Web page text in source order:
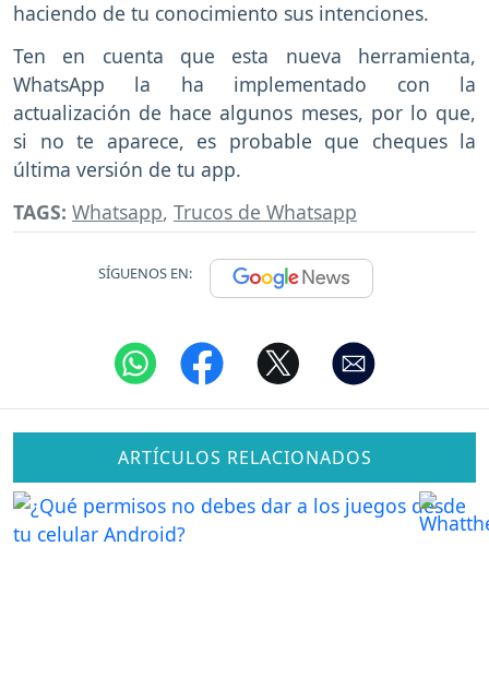
haciendo de tu conocimiento sus intenciones.
Ten en cuenta que esta nueva herramienta,
WhatsApp la ha implementado con la
actualización de hace algunos meses, por lo que,
si no te aparece, es probable que cheques la
última versión de tu app.
TAGS: Whatsapp, Trucos de Whatsapp
SÍGUENOS EN:
ARTÍCULOS RELACIONADOS